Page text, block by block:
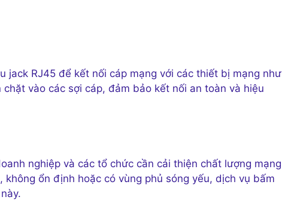
jack RJ45 để kết nối cáp mạng với các thiết bị mạng như
vào các sợi cáp, đảm bảo kết nối an toàn và hiệu
nghiệp và các tổ chức cần cải thiện chất lượng mạng
ổn định hoặc có vùng phủ sóng yếu, dịch vụ bấm